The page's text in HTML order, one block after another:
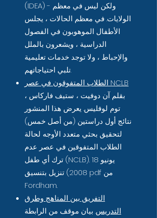
(IDEA) - ولكن ليس في معظم
الولايات. في معظم الحالات ، يجلس
الأطفال الموهوبون في الفصول
الدراسية ، ويشعرون بالملل
والإحباط ، ولا توجد خدمات تعليمية
تلبي احتياجاتهم.
الطلاب المتفوقون في عصر NCLB
بقلم آن دوفيت ، ستيف فاركاس ،
توم لوفليس. يعرض هذا المنشور
نتائج أول دراستين (من أصل خمس)
لتحقيق بحثي متعدد الأوجه لحالة
الطلاب المتفوقين في عصر عدم
ترك أي طفل (NCLB). 18 يونيو
2008) تنزيل بتنسيق pdf من
Fordham.
التفريق بين المناهج وطرق
التدريس. بيان موقف من الرابطة